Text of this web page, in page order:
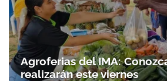
Agroferias del IMA:
realizarán este viernes